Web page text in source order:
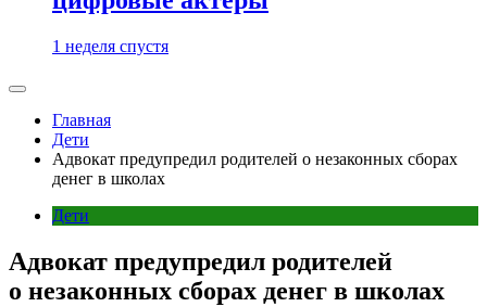
1 неделя спустя
Главная
Дети
Адвокат предупредил родителей о незаконных сборах
денег в школах
Дети
Адвокат предупредил родителей
о незаконных сборах денег в школах